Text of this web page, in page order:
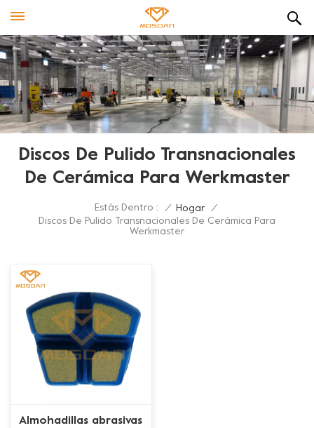
Discos De Pulido Transnacionales
De Cerámica Para Werkmaster
Estás Dentro : / Hogar
/
Discos De Pulido Transnacionales De Cerámica Para
Werkmaster
Almohadillas abrasivas